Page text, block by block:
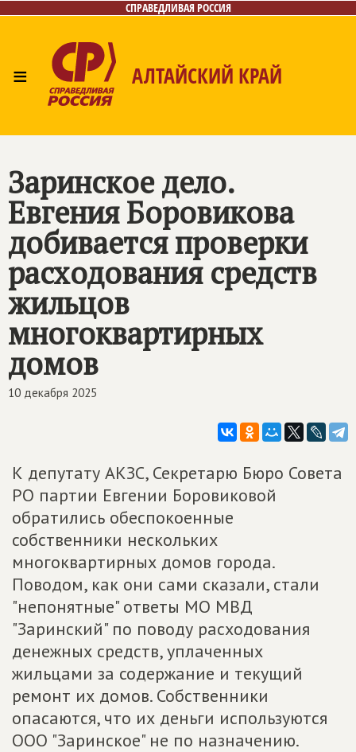
СПРАВЕДЛИВАЯ РОССИЯ
≡ АЛТАЙСКИЙ КРАЙ
Заринское дело.
Евгения Боровикова
добивается проверки
расходования средств
жильцов
многоквартирных
домов
10 декабря 2025
К депутату АКЗС, Секретарю Бюро Совета
РО партии Евгении Боровиковой
обратились обеспокоенные
собственники нескольких
многоквартирных домов города.
Поводом, как они сами сказали, стали
"непонятные" ответы МО МВД
"Заринский" по поводу расходования
денежных средств, уплаченных
жильцами за содержание и текущий
ремонт их домов. Собственники
опасаются, что их деньги используются
ООО "Заринское" не по назначению.